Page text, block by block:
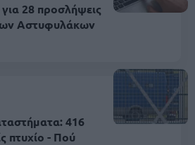
28 προσλήψεις
Αστυφυλάκων
416
πτυχίο - Πού